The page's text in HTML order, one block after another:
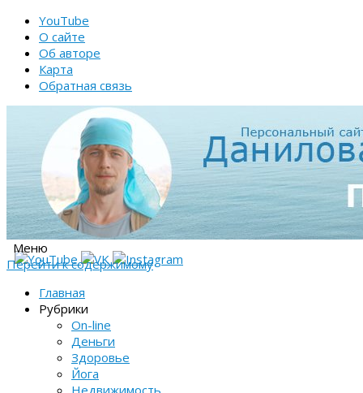
YouTube
О сайте
Об авторе
Карта
Обратная связь
Меню
Перейти к содержимому
Главная
Рубрики
On-line
Деньги
Здоровье
Йога
Недвижимость